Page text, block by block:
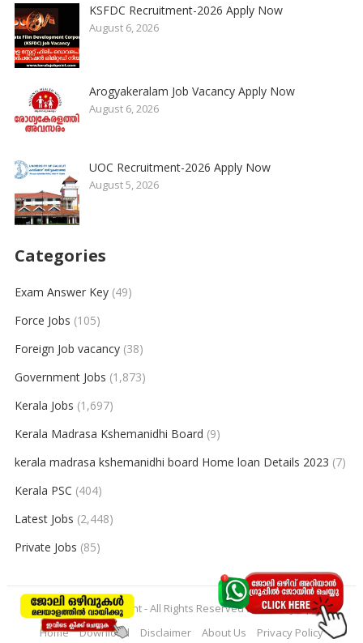
KSFDC Recruitment-2026 Apply Now
August 6, 2026
Arogyakeralam Job Vacancy Apply Now
August 6, 2026
UOC Recruitment-2026 Apply Now
August 5, 2026
Categories
Exam Answer Key(49)
Force Jobs (105)
Foreign Job vacancy(38)
Government Jobs (1,873)
Kerala Jobs (1,697)
Kerala Madrasa Kshemanidhi Board (9)
kerala madrasa kshemanidhi board Home loan Details 2023 (7)
Kerala PSC (404)
Latest Jobs (2,448)
Private Jobs (85)
© 2026keralajobpoint- All Rights Reserved toKeralajobpoint
Home
Download Disclaimer About Us Privacy Policy